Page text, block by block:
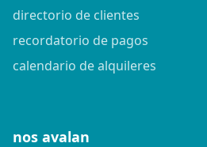
directorio de clientes
recordatorio de pagos
calendario de alquileres
nos avalan